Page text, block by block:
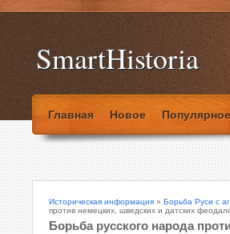
SmartHistoria
Главная Новое Популярное
Историческая информация » Борьба Руси с
против немецких, шведских и датских
Борьба русского народа